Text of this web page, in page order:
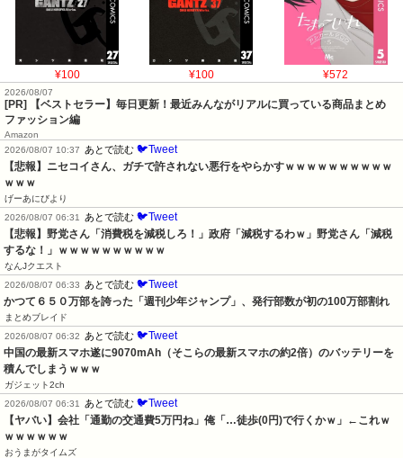
¥100 ¥100 ¥572
2026/08/07
[PR] 【ベストセラー】毎日更新！最近みんながリアルに買っている商品まとめ
ファッション編
Amazon
2026/08/07 10:37
あとで読む 🐦Tweet
【悲報】ニセコイさん、ガチで許されない悪行をやらかすｗｗｗｗｗｗｗｗｗｗ
ｗｗｗ
げーあにびより
2026/08/07 06:31
あとで読む 🐦Tweet
【悲報】野党さん「消費税を減税しろ！」政府「減税するわｗ」野党さん「減税
するな！」ｗｗｗｗｗｗｗｗｗｗ
なんJクエスト
2026/08/07 06:33
あとで読む 🐦Tweet
かつて６５０万部を誇った「週刊少年ジャンプ」、発行部数が初の100万部割れ
まとめブレイド
2026/08/07 06:32
あとで読む 🐦Tweet
中国の最新スマホ遂に9070mAh（そこらの最新スマホの約2倍）のバッテリーを
積んでしまうｗｗｗ
ガジェット2ch
2026/08/07 06:31
あとで読む 🐦Tweet
【ヤバい】会社「通勤の交通費5万円ね」俺「…徒歩(0円)で行くかｗ」←これｗ
ｗｗｗｗｗｗ
おうまがタイムズ